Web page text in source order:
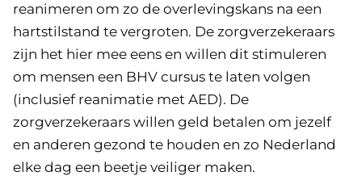
reanimeren om zo de overlevingskans na een
hartstilstand te vergroten. De zorgverzekeraars
zijn het hier mee eens en willen dit stimuleren
om mensen een BHV cursus te laten volgen
(inclusief reanimatie met AED). De
zorgverzekeraars willen geld betalen om jezelf
en anderen gezond te houden en zo Nederland
elke dag een beetje veiliger maken.